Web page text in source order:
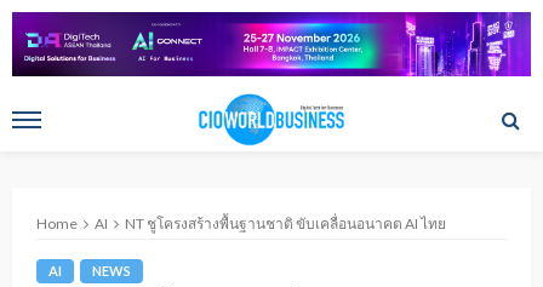
Home AI NT ชูโครงสร้างพื้นฐานชาติ ขับเคลื่อนอนาคต AI ไทย
AI NEWS